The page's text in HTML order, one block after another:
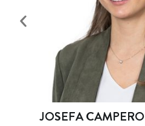
JOSEFA CAMPERO